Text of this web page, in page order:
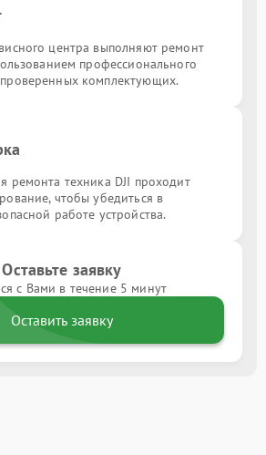
центра выполняют ремонт
профессионального
комплектующих.
ремонта техника DJI проходит
чтобы убедиться в
работе устройства.
Оставьте заявку
с Вами в течение 5 минут
Оставить заявку